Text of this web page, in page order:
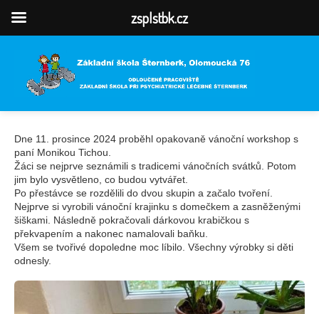
Dne 11. prosince 2024 proběhl opakovaně vánoční workshop s
paní Monikou Tichou.
Žáci se nejprve seznámili s tradicemi vánočních svátků. Potom
jim bylo vysvětleno, co budou vytvářet.
Po přestávce se rozdělili do dvou skupin a začalo tvoření.
Nejprve si vyrobili vánoční krajinku s domečkem a zasněženými
šiškami. Následně pokračovali dárkovou krabičkou s
překvapením a nakonec namalovali baňku.
Všem se tvořivé dopoledne moc líbilo. Všechny výrobky si děti
odnesly.
zsplstbk.cz